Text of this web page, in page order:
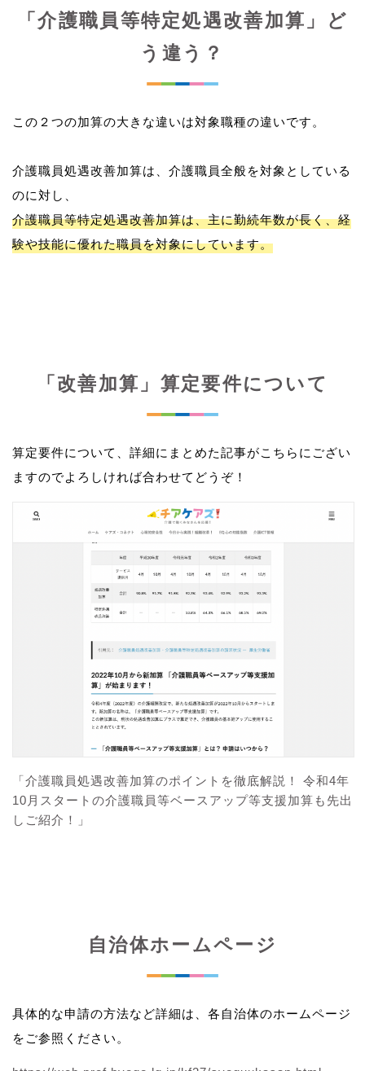
「介護職員等特定処遇改善加算」ど
う違う？
この２つの加算の大きな違いは対象職種の違いです。
介護職員処遇改善加算は、介護職員全般を対象としている
介護職員等特定処遇改善加算は、主に勤続年数が長く、経
験や技能に優れた職員を対象にしています。
「改善加算」算定要件について
算定要件について、詳細にまとめた記事がこちらにござい
ますのでよろしければ合わせてどうぞ！
「介護職員処遇改善加算のポイントを徹底解説！ 令和4年
10月スタートの介護職員等ベースアップ等支援加算も先出
しご紹介！」
自治体ホームページ
具体的な申請の方法など詳細は、各自治体のホームページ
をご参照ください。